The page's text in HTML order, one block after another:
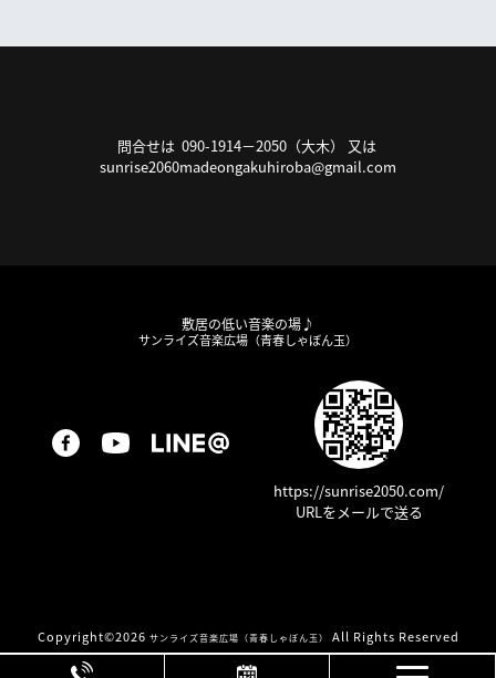
問合せは 090-1914－2050（大木） 又は
sunrise2060madeongakuhiroba@gmail.com
敷居の低い音楽の場♪
サンライズ音楽広場（青春しゃぼん玉）
https://sunrise2050.com/
URLをメールで送る
Copyright©2026 サンライズ音楽広場（青春しゃぼん玉） All Rights Reserved